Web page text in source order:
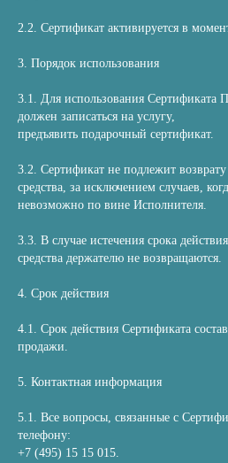
2.2. Сертификат активируется в
3. Порядок использования
3.1. Для использования Сертификата
должен записаться на услугу,
предъявить подарочный сертификат.
3.2. Сертификат не подлежит
средства, за исключением случаев,
невозможно по вине Исполнителя.
3.3. В случае истечения срока
средства держателю не возвращаются.
4. Срок действия
4.1. Срок действия Сертификата
продажи.
5. Контактная информация
5.1. Все вопросы, связанные с
телефону:
+7 (495) 15 15 015.